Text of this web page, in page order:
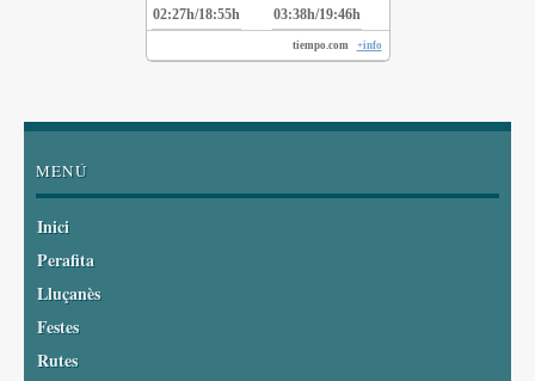
02:27h/18:55h 03:38h/19:46h
tiempo.com +info
MENÚ
Inici
Perafita
Lluçanès
Festes
Rutes